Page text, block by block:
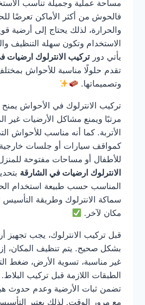
مساحة عملية وجميلة تناسب
فالحوش من أكثر الأماكن تعرضًا
والحرارة، لذلك يحتاج إلى أرضية
الاستخدام وتكون سهلة التنظيف
يأتي دور تركيب الانترلوك ارضيات
تقدم حلولًا مناسبة للأحواش
وتصميماتها.
تركيب الانترلوك في الأحواش يمنح
مرتبًا ويمنع مشاكل الأرضيات غير
الأتربة. كما أنه مناسب للأحواش
كمواقف سيارات أو جلسات
للأطفال أو مساحات مفتوحة
الانترلوك ارضيات في الشارقة
المناسب حسب طبيعة استخدام
سماكة الانترلوك وطريقة
مكان لآخر.
قبل تركيب الانترلوك، يجب تجهيز
بشكل صحيح. يتم تنظيف المكان،
غير مناسبة، تسوية الأرض، ضغط
الطبقات اللازمة قبل تركيب
تضمن ثبات الأرضية وعدم حدوث
مع مرور الوقت. لذلك يعتبر